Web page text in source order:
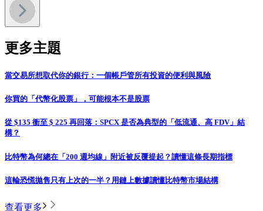
更多主題
當交易所想取代你的銀行：一個帳戶管所有投資的便利與風險
你買的「代幣化股票」，可能根本不是股票
從 $135 衝至 $ 225 再回落：SPCX 是否為典型的「低流通、高 FDV」結
構？
比特幣為何總在「200 週均線」附近被反覆提起？讀懂這條長期指標
這輪恐慌拋售只有上次的一半？用鏈上數據讀懂比特幣市場結構
查看更多